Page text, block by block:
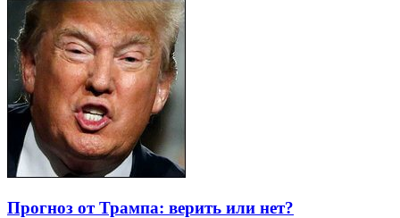
Прогноз от Трампа: верить или нет?